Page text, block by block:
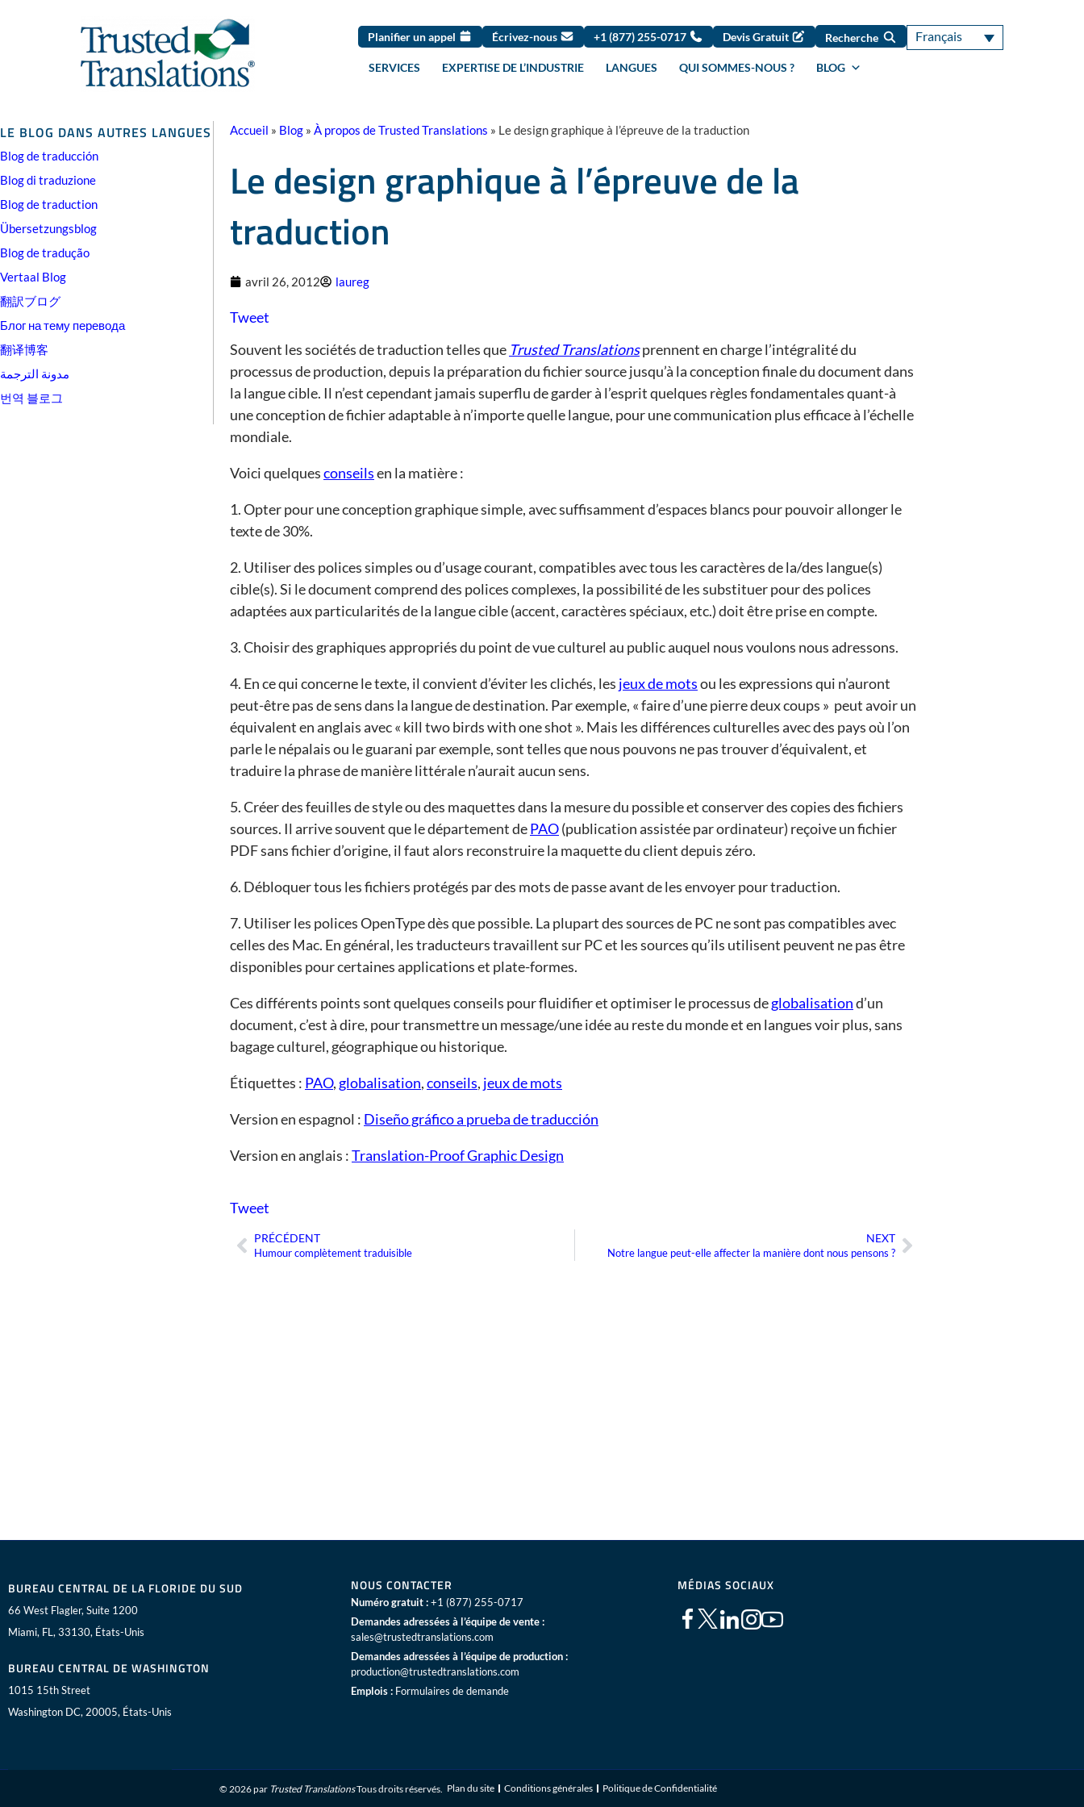
Planifier un appel Écrivez-nous +1 (877) 255-0717 Devis Gratuit Recherche Français
SERVICES EXPERTISE DE L’INDUSTRIE LANGUES QUI SOMMES-NOUS ? BLOG
LE BLOG DANS AUTRES LANGUES
Blog de traducción
Blog di traduzione
Blog de traduction
Übersetzungsblog
Blog de tradução
Vertaal Blog
翻訳ブログ
Блог на тему перевода
翻译博客
مدونة الترجمة
번역 블로그
Accueil » Blog » À propos de Trusted Translations » Le design graphique à l’épreuve de la traduction
Le design graphique à l’épreuve de la
traduction
avril 26, 2012 laureg
Tweet
Souvent les sociétés de traduction telles que Trusted Translationsprennent en charge l’intégralité du
processus de production, depuis la préparation du fichier source jusqu’à la conception finale du document dans
la langue cible. Il n’est cependant jamais superflu de garder à l’esprit quelques règles fondamentales quant-à
une conception de fichier adaptable à n’importe quelle langue, pour une communication plus efficace à l’échelle
mondiale.
Voici quelquesconseilsen la matière :
1. Opter pour une conception graphique simple, avec suffisamment d’espaces blancs pour pouvoir allonger le
texte de 30%.
2. Utiliser des polices simples ou d’usage courant, compatibles avec tous les caractères de la/des langue(s)
cible(s). Si le document comprend des polices complexes, la possibilité de les substituer pour des polices
adaptées aux particularités de la langue cible (accent, caractères spéciaux, etc.) doit être prise en compte.
3. Choisir des graphiques appropriés du point de vue culturel au public auquel nous voulons nous adressons.
4. En ce qui concerne le texte, il convient d’éviter les clichés, les jeux de motsou les expressions qui n’auront
peut-être pas de sens dans la langue de destination. Par exemple, « faire d’une pierre deux coups » peut avoir un
équivalent en anglais avec « kill two birds with one shot ». Mais les différences culturelles avec des pays où l’on
parle le népalais ou le guarani par exemple, sont telles que nous pouvons ne pas trouver d’équivalent, et
traduire la phrase de manière littérale n’aurait aucun sens.
5. Créer des feuilles de style ou des maquettes dans la mesure du possible et conserver des copies des fichiers
sources. Il arrive souvent que le département dePAO(publication assistée par ordinateur) reçoive un fichier
PDF sans fichier d’origine, il faut alors reconstruire la maquette du client depuis zéro.
6. Débloquer tous les fichiers protégés par des mots de passe avant de les envoyer pour traduction.
7. Utiliser les polices OpenType dès que possible. La plupart des sources de PC ne sont pas compatibles avec
celles des Mac. En général, les traducteurs travaillent sur PC et les sources qu’ils utilisent peuvent ne pas être
disponibles pour certaines applications et plate-formes.
Ces différents points sont quelques conseils pour fluidifier et optimiser le processus deglobalisationd’un
document, c’est à dire, pour transmettre un message/une idée au reste du monde et en langues voir plus, sans
bagage culturel, géographique ou historique.
Étiquettes : PAO, globalisation,conseils, jeux de mots
Version en espagnol : Diseño gráfico a prueba de traducción
Version en anglais :Translation-Proof Graphic Design
Tweet
Précédent
PRÉCÉDENT
Humour complètement traduisible
NEXT
Notre langue peut-elle affecter la manière dont nous pensons ?Suivant
BUREAU CENTRAL DE LA FLORIDE DU SUD
66 West Flagler, Suite 1200
Miami, FL, 33130, États-Unis
BUREAU CENTRAL DE WASHINGTON
1015 15th Street
Washington DC, 20005, États-Unis
NOUS CONTACTER
Numéro gratuit : +1 (877) 255-0717
Demandes adressées à l’équipe de vente :
sales@trustedtranslations.com
Demandes adressées à l’équipe de production :
production@trustedtranslations.com
Emplois : Formulaires de demande
MÉDIAS SOCIAUX
© 2026 par Trusted TranslationsTous droits réservés. Plan du site Conditions générales Politique de Confidentialité